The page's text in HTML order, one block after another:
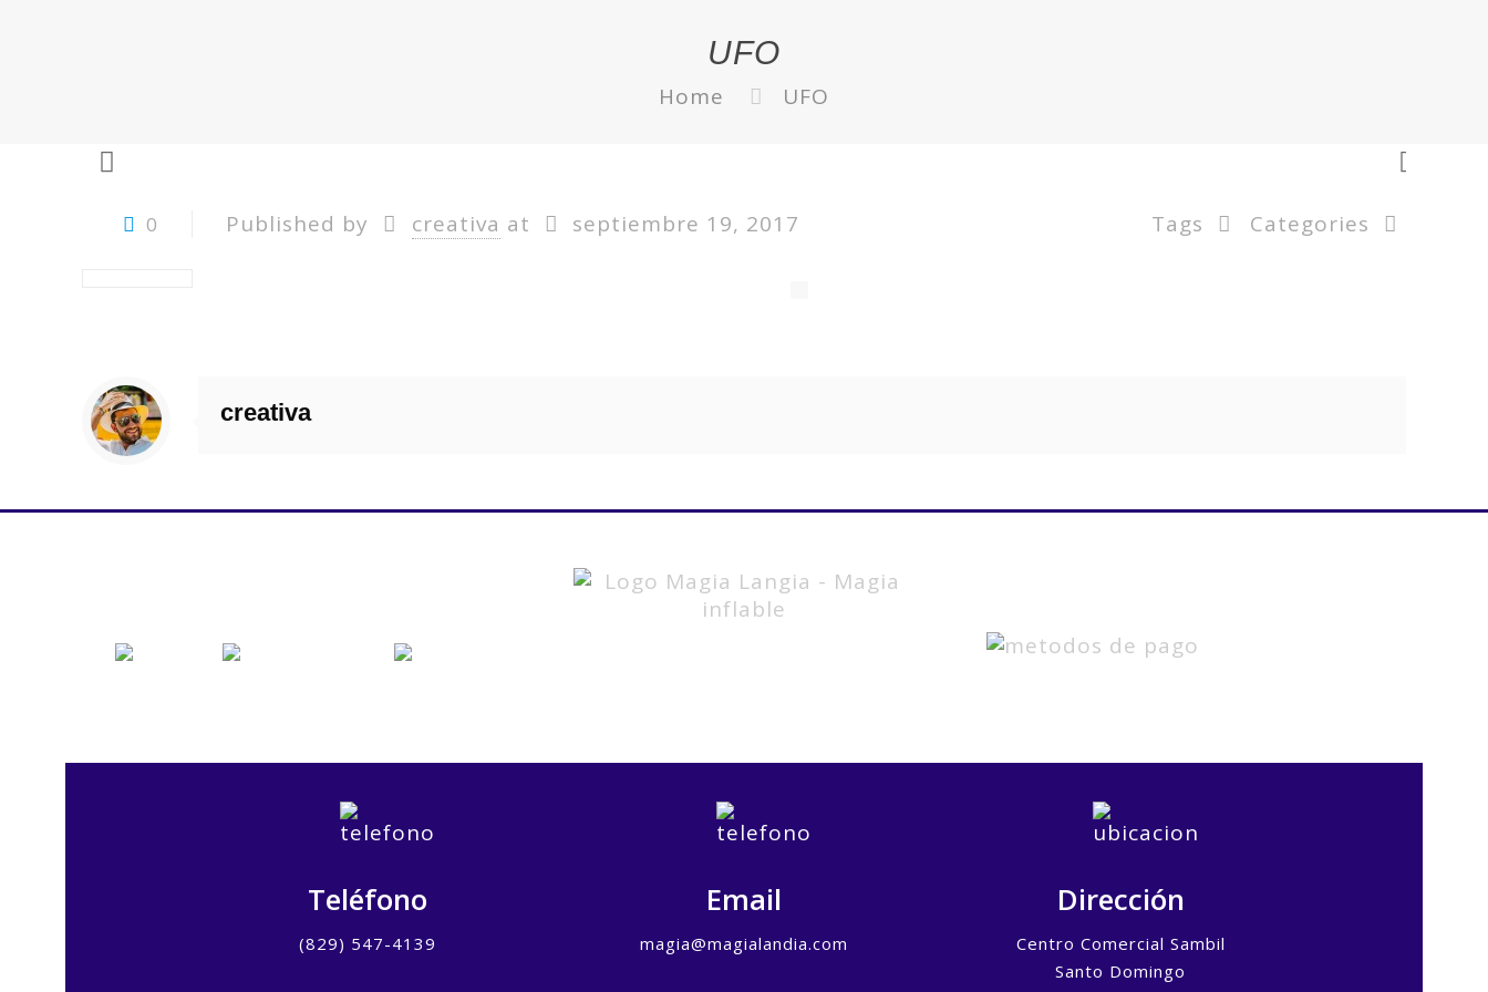
UFO
Home UFO
0 Published by creativa at septiembre 19, 2017 Categories
Tags
creativa
Teléfono
(829) 547-4139
Email
magia@magialandia.com
Dirección
Centro Comercial Sambil
Santo Domingo